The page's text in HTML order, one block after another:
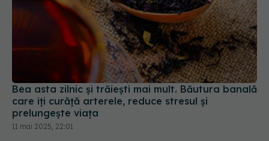
Bea asta zilnic și trăiești mai mult. Băutura banală
care îți curăță arterele, reduce stresul și
prelungește viața
11 mai 2025, 22:01